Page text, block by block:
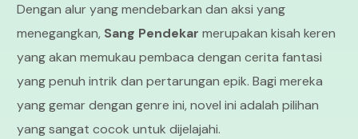
Dengan alur yang mendebarkan dan aksi yang
menegangkan, Sang Pendekar merupakan kisah keren
yang akan memukau pembaca dengan cerita fantasi
yang penuh intrik dan pertarungan epik. Bagi mereka
yang gemar dengan genre ini, novel ini adalah pilihan
yang sangat cocok untuk dijelajahi.